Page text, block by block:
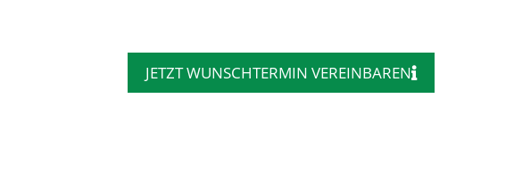
JETZT WUNSCHTERMIN VEREINBAREN